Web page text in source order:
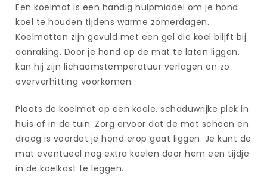
Een koelmat is een handig hulpmiddel om je hond
koel te houden tijdens warme zomerdagen.
Koelmatten zijn gevuld met een gel die koel blijft bij
aanraking. Door je hond op de mat te laten liggen,
kan hij zijn lichaamstemperatuur verlagen en zo
oververhitting voorkomen.
Plaats de koelmat op een koele, schaduwrijke plek in
huis of in de tuin. Zorg ervoor dat de mat schoon en
droog is voordat je hond erop gaat liggen. Je kunt de
mat eventueel nog extra koelen door hem een tijdje
in de koelkast te leggen.